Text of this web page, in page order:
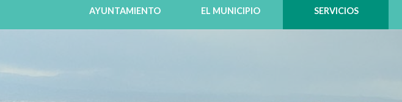
AYUNTAMIENTO EL MUNICIPIO SERVICIOS